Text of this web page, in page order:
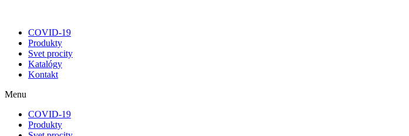
COVID-19
Produkty
Svet procity
Katalógy
Kontakt
Menu
COVID-19
Produkty